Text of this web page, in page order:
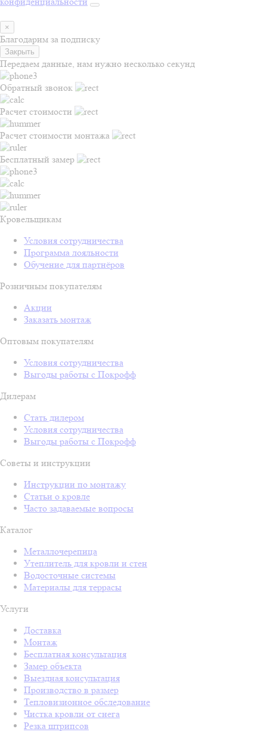
×
Благодарим за подписку
Закрыть
Передаем данные, нам нужно несколько секунд
Обратный звонок
Расчет стоимости
Расчет стоимости монтажа
Бесплатный замер
Кровельщикам
Условия сотрудничества
Программа лояльности
Обучение для партнёров
Розничным покупателям
Акции
Заказать монтаж
Оптовым покупателям
Условия сотрудничества
Выгоды работы с Покрофф
Дилерам
Стать дилером
Условия сотрудничества
Выгоды работы с Покрофф
Советы и инструкции
Инструкции по монтажу
Статьи о кровле
Часто задаваемые вопросы
Каталог
Металлочерепица
Утеплитель для кровли и стен
Водосточные системы
Материалы для террасы
Услуги
Доставка
Монтаж
Бесплатная консультация
Замер объекта
Выездная консультация
Производство в размер
Тепловизионное обследование
Чистка кровли от снега
Резка штрипсов